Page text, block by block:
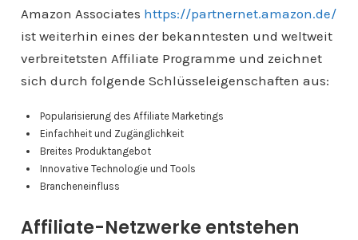
Amazon Associates https://partnernet.amazon.de/
ist weiterhin eines der bekanntesten und weltweit
verbreitetsten Affiliate Programme und zeichnet
sich durch folgende Schlüsseleigenschaften aus:
Popularisierung des Affiliate Marketings
Einfachheit und Zugänglichkeit
Breites Produktangebot
Innovative Technologie und Tools
Brancheneinfluss
Affiliate-Netzwerke entstehen